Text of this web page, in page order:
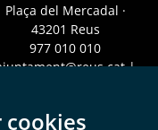
cookies
Plaça del Mercadal ·
43201 Reus
977 010 010
|